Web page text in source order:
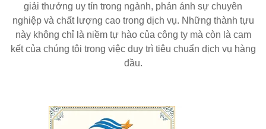
giải thưởng uy tín trong ngành, phản ánh sự chuyên
nghiệp và chất lượng cao trong dịch vụ. Những thành tựu
này không chỉ là niềm tự hào của công ty mà còn là cam
kết của chúng tôi trong việc duy trì tiêu chuẩn dịch vụ hàng
đầu.